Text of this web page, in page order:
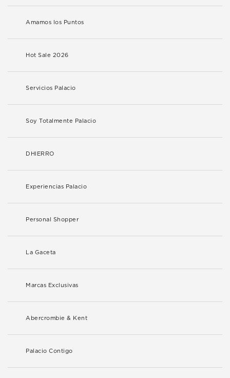
Amamos los Puntos
Hot Sale 2026
Servicios Palacio
Soy Totalmente Palacio
DHIERRO
Experiencias Palacio
Personal Shopper
La Gaceta
Marcas Exclusivas
Abercrombie & Kent
Palacio Contigo